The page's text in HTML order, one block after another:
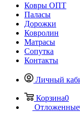
Ковры ОПТ
Паласы
Дорожки
Ковролин
Матрасы
Сопутка
Контакты
Личный
Корзина0
Отложенные